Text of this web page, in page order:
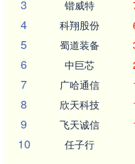
3 锴威特
4 科翔股份
5 蜀道装备
6 中巨芯
7 广哈通信
8 欣天科技
9 飞天诚信
10 任子行